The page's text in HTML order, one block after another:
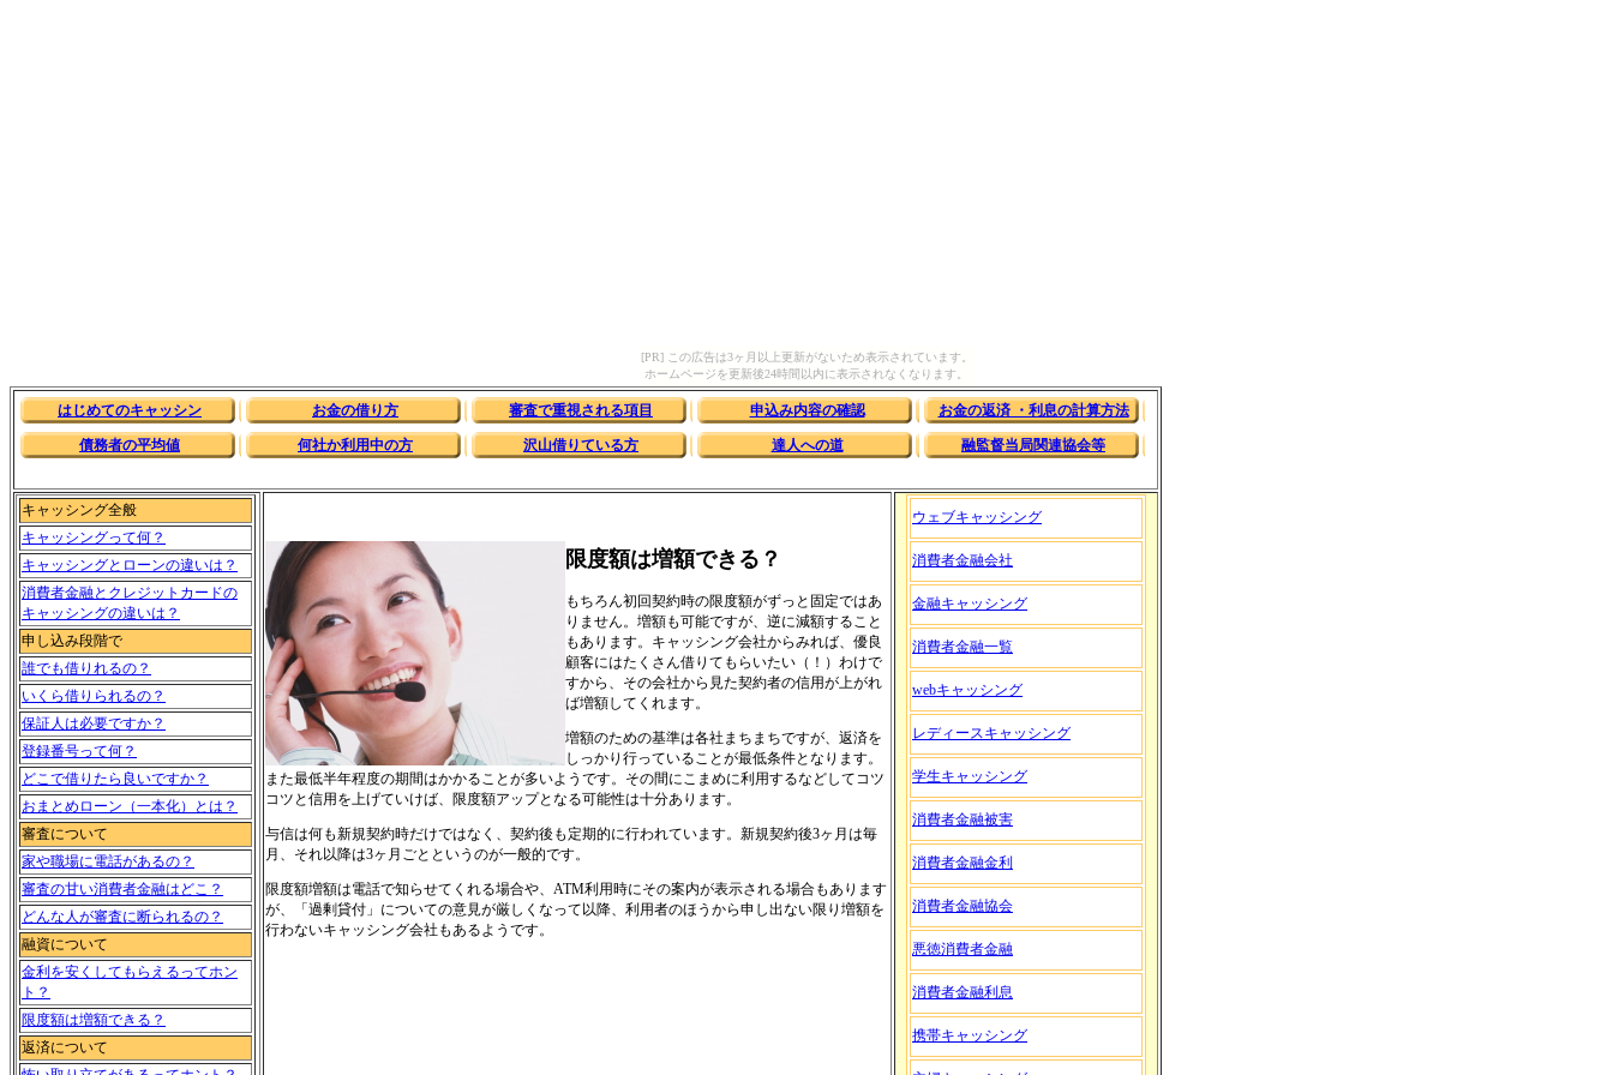
[PR] この広告は3ヶ月以上更新がないため表示されています。
ホームページを更新後24時間以内に表示されなくなります。
はじめてのキャッシン お金の借り方 審査で重視される項目 申込み内容の確認 お金の返済 ・利息の計算方法
債務者の平均値 何社か利用中の方 沢山借りている方 達人への道 融監督当局関連協会等
キャッシング全般
キャッシングって何？
キャッシングとローンの違いは？
消費者金融とクレジットカードの
キャッシングの違いは？
申し込み段階で
誰でも借りれるの？
いくら借りられるの？
保証人は必要ですか？
登録番号って何？
どこで借りたら良いですか？
おまとめローン（一本化）とは？
審査について
家や職場に電話があるの？
審査の甘い消費者金融はどこ？
どんな人が審査に断られるの？
融資について
金利を安くしてもらえるってホン
ト？
限度額は増額できる？
返済について
限度額は増額できる？
もちろん初回契約時の限度額がずっと固定ではあ
りません。増額も可能ですが、逆に減額すること
もあります。キャッシング会社からみれば、優良
顧客にはたくさん借りてもらいたい（！）わけで
すから、その会社から見た契約者の信用が上がれ
ば増額してくれます。
増額のための基準は各社まちまちですが、返済を
しっかり行っていることが最低条件となります。
また最低半年程度の期間はかかることが多いようです。その間にこまめに利用するなどしてコツ
コツと信用を上げていけば、限度額アップとなる可能性は十分あります。
与信は何も新規契約時だけではなく、契約後も定期的に行われています。新規契約後3ヶ月は毎
月、それ以降は3ヶ月ごとというのが一般的です。
限度額増額は電話で知らせてくれる場合や、ATM利用時にその案内が表示される場合もあります
が、「過剰貸付」についての意見が厳しくなって以降、利用者のほうから申し出ない限り増額を
行わないキャッシング会社もあるようです。
ウェブキャッシング
消費者金融会社
金融キャッシング
消費者金融一覧
webキャッシング
レディースキャッシング
学生キャッシング
消費者金融被害
消費者金融金利
消費者金融協会
悪徳消費者金融
消費者金融利息
携帯キャッシング